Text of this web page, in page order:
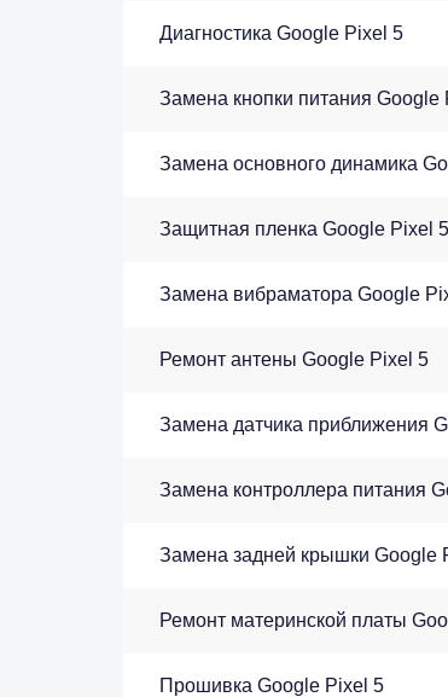
Диагностика Google Pixel 5
Замена кнопки питания Google
Замена основного динамика
Защитная пленка Google Pixel 5
Замена вибраматора Google
Ремонт антены Google Pixel 5
Замена датчика приближения
Замена контроллера питания
Замена задней крышки Google
Ремонт материнской платы
Прошивка Google Pixel 5